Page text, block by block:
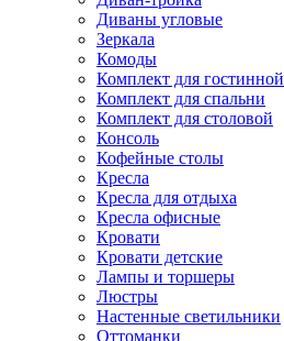
Диваны угловые
Зеркала
Комоды
Комплект для гостинной
Комплект для спальни
Комплект для столовой
Консоль
Кофейные столы
Кресла
Кресла для отдыха
Кресла офисные
Кровати
Кровати детские
Лампы и торшеры
Люстры
Настенные светильники
Оттоманки